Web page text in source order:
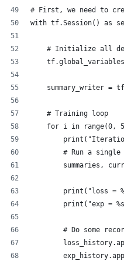
# First, we need to
with tf.Session() as
# Initialize all
summary_writer =
    # Training loop
for i in range(0,
# Run a single
summaries,
print("loss =
print("exp =
# Do some